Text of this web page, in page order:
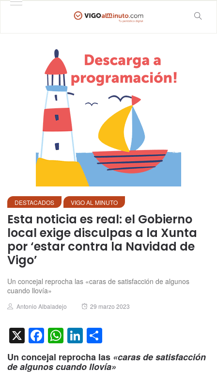
DESTACADOS VIGO AL MINUTO
Esta noticia es real: el Gobierno
local exige disculpas a la Xunta
por ‘estar contra la Navidad de
Vigo’
Un concejal reprocha las «caras de satisfacción de algunos
cuando llovía»
Author
Antonio Albaladejo
Posted
29 marzo 2023
X Facebook
WhatsApp
LinkedIn
Un concejal reprocha las «caras de satisfacción
de algunos cuando llovía»